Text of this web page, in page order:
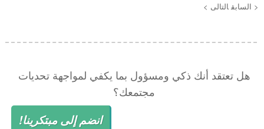
< السابق التالى >
هل تعتقد أنك ذكي ومسؤول بما يكفي لمواجهة تحديات
مجتمعك؟
انضم إلى مبتكرينا!